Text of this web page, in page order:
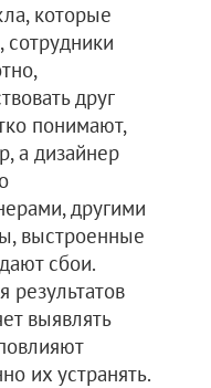
которые
друг
понимают,
а дизайнер
другими
выстроенные
сбои.
результатов
выявлять
их устранять.